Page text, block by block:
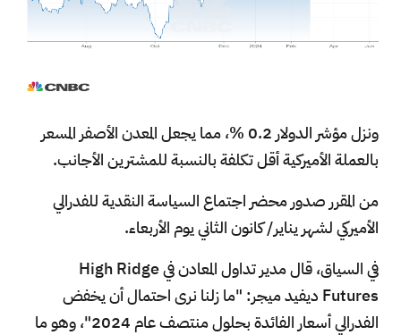
ونزل مؤشر الدولار 0.2 %، مما يجعل المعدن الأصفر المسعر
بالعملة الأميركية أقل تكلفة بالنسبة للمشترين الأجانب.
من المقرر صدور محضر اجتماع السياسة النقدية للفدرالي
الأميركي لشهر يناير/ كانون الثاني يوم الأربعاء.
في السياق، قال مدير تداول المعادن في High Ridge
Futures ديفيد ميجر: "ما زلنا نرى احتمال أن يخفض
الفدرالي أسعار الفائدة بحلول منتصف عام 2024"، وهو ما